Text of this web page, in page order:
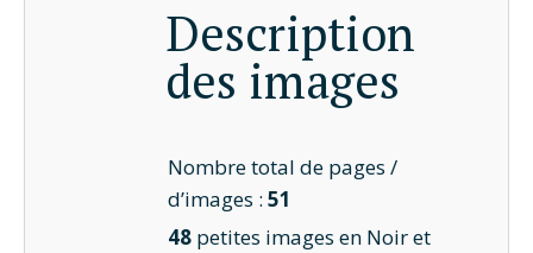
Description
des images
Nombre total de pages /
d’images :51
48 petites images en Noir et